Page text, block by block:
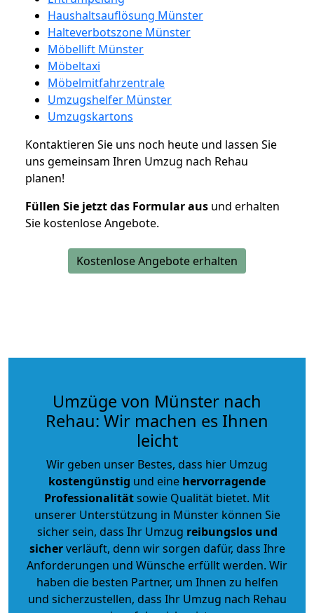
Haushaltsauflösung Münster
Halteverbotszone Münster
Möbellift Münster
Möbeltaxi
Möbelmitfahrzentrale
Umzugshelfer Münster
Umzugskartons
Kontaktieren Sie uns noch heute und lassen Sie
uns gemeinsam Ihren Umzug nach Rehau
planen!
Füllen Sie jetzt das Formular aus und erhalten
Sie kostenlose Angebote.
Kostenlose Angebote erhalten
Umzüge von Münster nach
Rehau: Wir machen es Ihnen
leicht
Wir geben unser Bestes, dass hier Umzug
kostengünstig und eine hervorragende
Professionalitätsowie Qualität bietet. Mit
unserer Unterstützung in Münster können Sie
sicher sein, dass Ihr Umzug reibungslos und
sicherverläuft, denn wir sorgen dafür, dass Ihre
Anforderungen und Wünsche erfüllt werden. Wir
haben die besten Partner, um Ihnen zu helfen
und sicherzustellen, dass Ihr Umzug nach Rehau